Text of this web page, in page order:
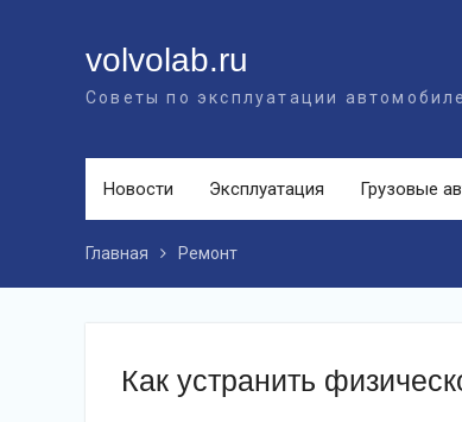
volvolab.ru
Советы по эксплуатации
Новости Эксплуатация Грузовые
Главная Ремонт
Как устранить